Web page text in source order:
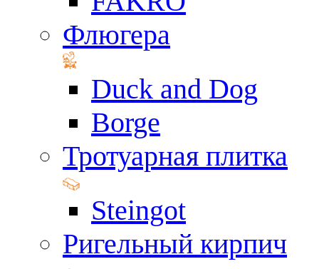
Флюгера
Duck and Dog
Borge
Тротуарная плитка
Steingot
Ригельный кирпич